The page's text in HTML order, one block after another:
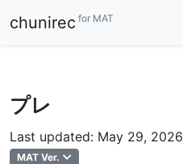
chunirec for MAT
プレ
Last updated: May 29, 2026
MAT Ver.